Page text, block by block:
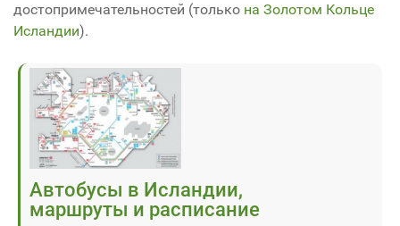
достопримечательностей (только на Золотом Кольце
Исландии).
Автобусы в Исландии,
маршруты и расписание